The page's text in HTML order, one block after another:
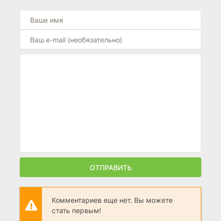
ОТПРАВИТЬ
Комментариев еще нет. Вы можете
стать первым!